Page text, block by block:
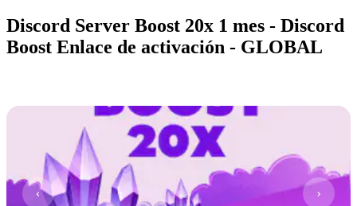
Discord Server Boost 20x 1 mes - Discord
Boost Enlace de activación - GLOBAL